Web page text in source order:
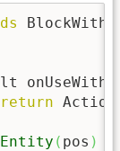
return
( pos )